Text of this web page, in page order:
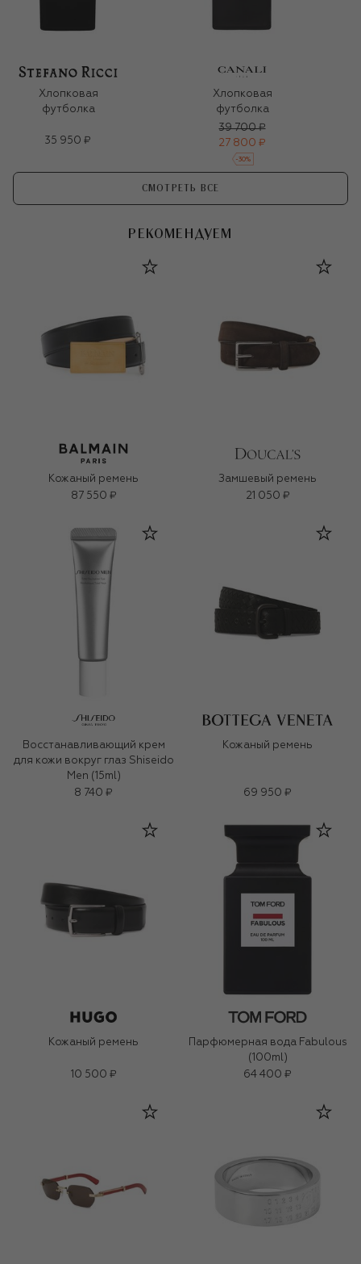
Хлопковая
футболка
35 950 ₽
Хлопковая
футболка
39 700 ₽
27 800 ₽
-30%
СМОТРЕТЬ ВСЕ
РЕКОМЕНДУЕМ
Кожаный ремень
87 550 ₽
Замшевый ремень
21 050 ₽
Восстанавливающий крем
для кожи вокруг глаз Shiseido
Men (15ml)
8 740 ₽
Кожаный ремень
69 950 ₽
Кожаный ремень
10 500 ₽
Парфюмерная вода Fabulous
(100ml)
64 400 ₽